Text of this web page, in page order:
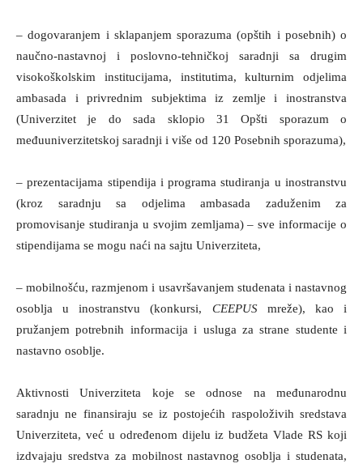
– dogovaranjem i sklapanjem sporazuma (opštih i posebnih) o
naučno-nastavnoj i poslovno-tehničkoj saradnji sa drugim
visokoškolskim institucijama, institutima, kulturnim odjelima
ambasada i privrednim subjektima iz zemlje i inostranstva
(Univerzitet je do sada sklopio 31 Opšti sporazum o
međuuniverzitetskoj saradnji i više od 120 Posebnih sporazuma),
– prezentacijama stipendija i programa studiranja u inostranstvu
(kroz saradnju sa odjelima ambasada zaduženim za
promovisanje studiranja u svojim zemljama) – sve informacije o
stipendijama se mogu naći na sajtu Univerziteta,
– mobilnošću, razmjenom i usavršavanjem studenata i nastavnog
osoblja u inostranstvu (konkursi, CEEPUSmreže), kao i
pružanjem potrebnih informacija i usluga za strane studente i
nastavno osoblje.
Aktivnosti Univerziteta koje se odnose na međunarodnu
saradnju ne finansiraju se iz postojećih raspoloživih sredstava
Univerziteta, već u određenom dijelu iz budžeta Vlade RS koji
izdvajaju sredstva za mobilnost nastavnog osoblja i studenata,